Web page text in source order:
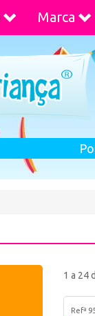
Marca
1 a 24
Refª